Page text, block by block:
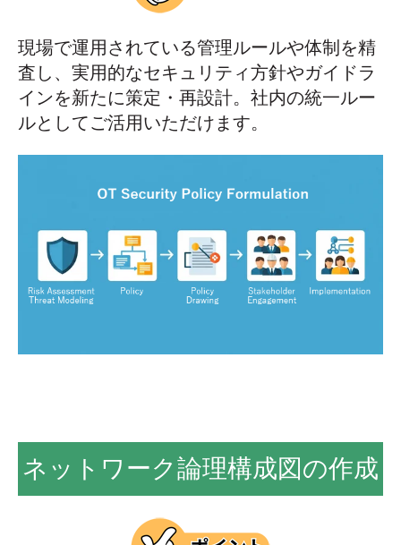
現場で運用されている管理ルールや体制を精
査し、実用的なセキュリティ方針やガイドラ
インを新たに策定・再設計。社内の統一ルー
ルとしてご活用いただけます。
ネットワーク論理構成図の作成